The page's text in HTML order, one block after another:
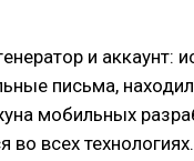
и аккаунт:
письма,
мобильных
во всех